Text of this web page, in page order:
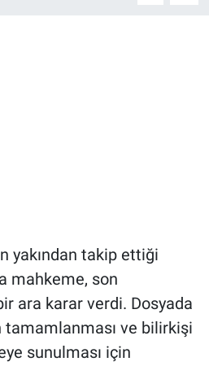
yakından takip ettiği
mahkeme, son
ara karar verdi. Dosyada
ve bilirkişi
sunulması için